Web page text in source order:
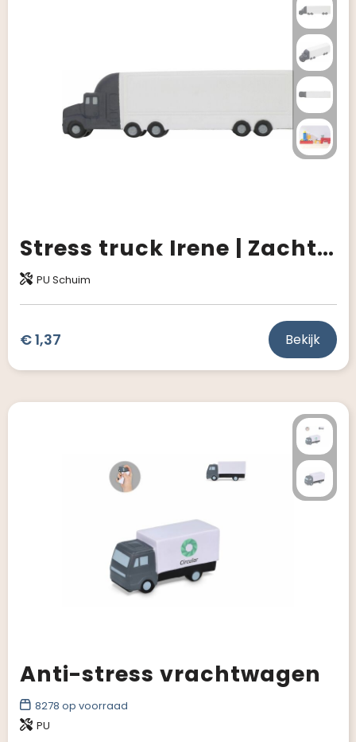
Stress truck Irene | Zacht schuim
PU Schuim
€ 1,37 Bekijk
Anti-stress vrachtwagen
8278 op voorraad
PU